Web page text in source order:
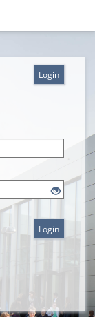
Login
Login